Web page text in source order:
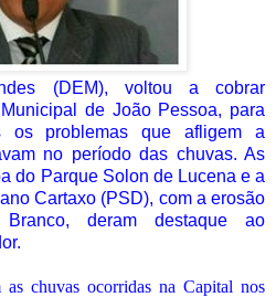
(DEM), voltou a cobrar
de João Pessoa, para
os problemas que afligem a
no período das chuvas. As
do Parque Solon de Lucena e a
Cartaxo (PSD), com a erosão
deram destaque ao
as chuvas ocorridas na Capital nos